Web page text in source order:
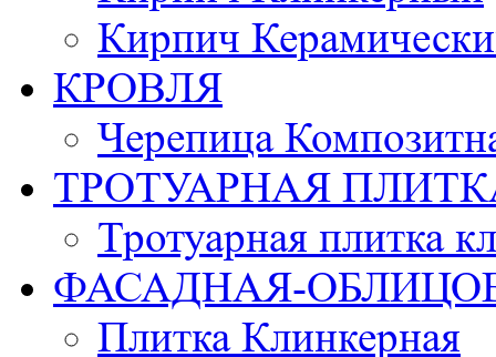
Кирпич
КРОВЛЯ
Черепица
ТРОТУАРНАЯ
Тротуарная плитка
ФАСАДНАЯ-
Плитка Клинкерная